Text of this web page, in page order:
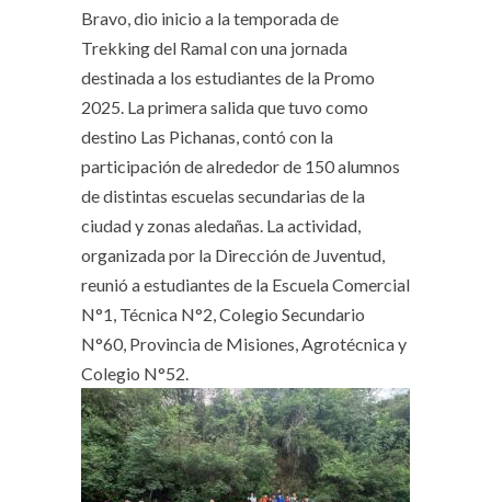
Bravo, dio inicio a la temporada de
Trekking del Ramal con una jornada
destinada a los estudiantes de la Promo
2025. La primera salida que tuvo como
destino Las Pichanas, contó con la
participación de alrededor de 150 alumnos
de distintas escuelas secundarias de la
ciudad y zonas aledañas. La actividad,
organizada por la Dirección de Juventud,
reunió a estudiantes de la Escuela Comercial
N°1, Técnica N°2, Colegio Secundario
N°60, Provincia de Misiones, Agrotécnica y
Colegio N°52.